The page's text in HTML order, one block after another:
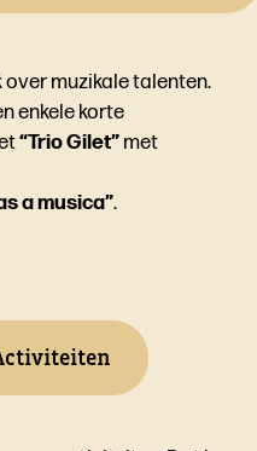
muzikale talenten.
enkele korte
“Trio Gilet” met
a musica”.